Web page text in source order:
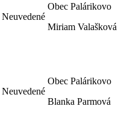
Neuvedené
Obec Palárikovo
Miriam Valašková
Neuvedené
Obec Palárikovo
Blanka Parmová